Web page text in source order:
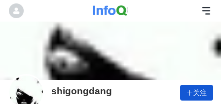
shigongdang 关注